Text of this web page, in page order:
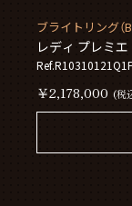
ブライトリング（
レディ プレミ
￥2,178,000 (税